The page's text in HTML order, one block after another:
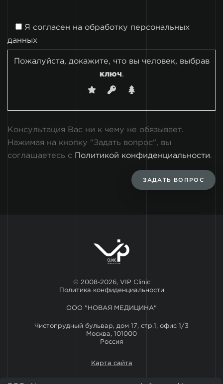
Я согласен на обработку персональных
данных
Пожалуйста, докажите, что вы человек, выбрав
ключ.
Консультация Вас ни к чему не обязывает.
Нажимая на кнопку "Задать вопрос", вы
соглашаетесь с
Политикой конфиденциальности.
ЗАДАТЬ ВОПРОС
© 2008-2026, VIP Clinic
Политика конфиденциальности
ООО "НОВАЯ МЕДИЦИНА"
Чистопрудный бульвар, дом 17, стр.1, офис 1/3
Москва, 101000
Россия
Карта сайта